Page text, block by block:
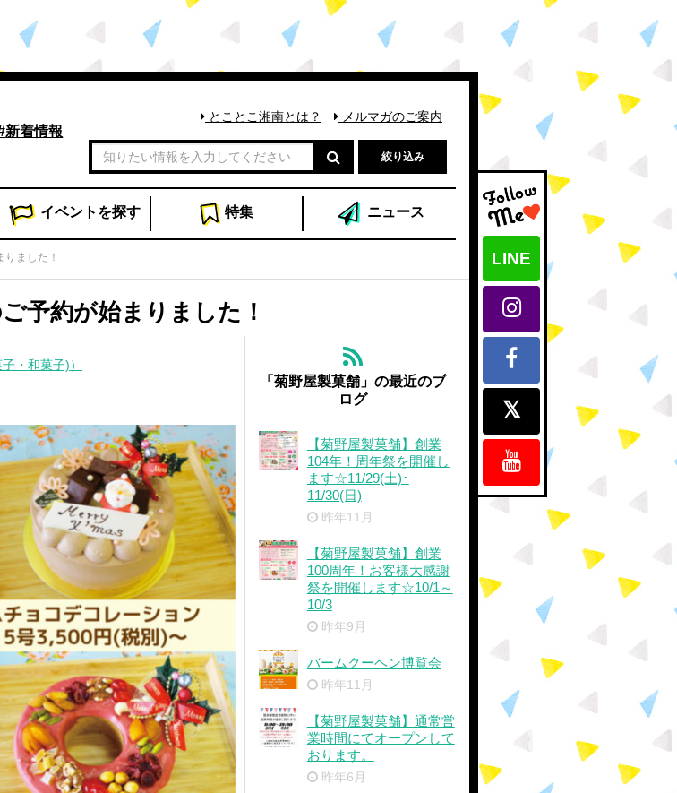
LINE
新着情報
とことこ湘南とは？
メルマガのご案内
絞り込み
イベント を探す 特集 ニュース
ました！
予約が始まりました！
・和菓子)）
「菊野屋製菓舗」の最近のブ
ログ
【菊野屋製菓舗】創業
104年！周年祭を開催し
ます☆11/29(土)･
11/30(日)
昨年11月
【菊野屋製菓舗】創業
100周年！お客様大感謝
祭を開催します☆10/1～
10/3
昨年9月
バームクーヘン博覧会
昨年11月
【菊野屋製菓舗】通常営
業時間にてオープンして
おります。
昨年6月